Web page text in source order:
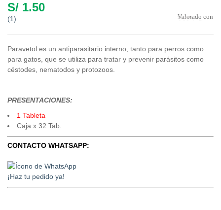
S/ 1.50
Valorado con
4.00 de 5 en
valoración
(1)
Paravetol es un antiparasitario interno, tanto para perros como
para gatos, que se utiliza para tratar y prevenir parásitos como
céstodes, nematodos y protozoos.
PRESENTACIONES:
1 Tableta
Caja x 32 Tab.
CONTACTO WHATSAPP:
¡Haz tu pedido ya!